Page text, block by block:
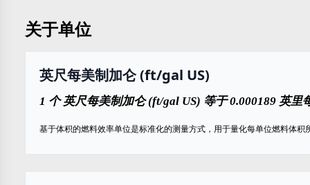
关于单位
英尺每美制加仑 (ft/gal US)
1 个 英尺每美制加仑 (ft/gal US) 等于 0.000189 英里
基于体积的燃料效率单位是标准化的测量方式，用于量化每单位燃料体积